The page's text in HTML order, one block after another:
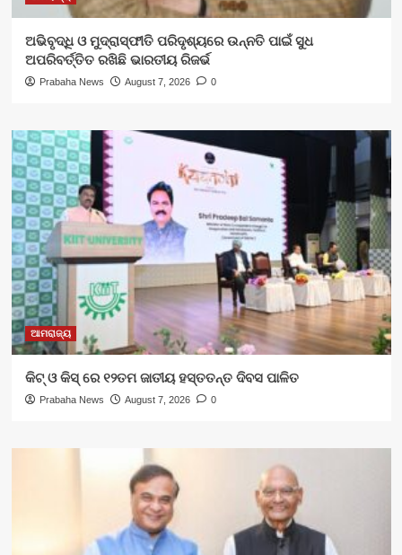
ଅଭିବୃଦ୍ଧି ଓ ମୁଦ୍ରାସ୍ଫୀତି ପରିଦୃଶ୍ୟରେ ଉନ୍ନତି ପାଇଁ ସୁଧ
ଅପରିବର୍ତ୍ତିତ ରଖିଛି ଭାରତୀୟ ରିଜର୍ଭ
Prabaha News August 7, 2026 0
ଆମରାଜ୍ୟ
କିଟ୍‍ ଓ କିସ୍‍ ରେ ୧୨ତମ ଜାତୀୟ ହସ୍ତତନ୍ତ ଦିବସ ପାଳିତ
Prabaha News August 7, 2026 0